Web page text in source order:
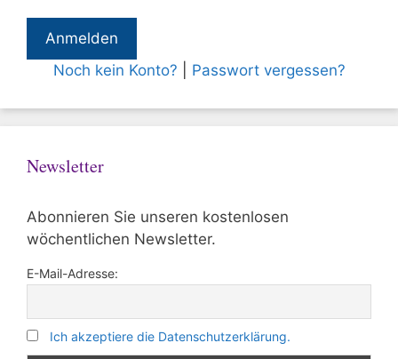
Noch kein Konto? Passwort vergessen?
Newsletter
Abonnieren Sie unseren kostenlosen
wöchentlichen Newsletter.
E-Mail-Adresse:
Ich akzeptiere die Datenschutzerklärung.